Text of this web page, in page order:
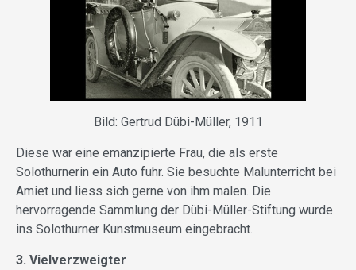
Bild: Gertrud Dübi-Müller, 1911
Diese war eine emanzipierte Frau, die als erste
Solothurnerin ein Auto fuhr. Sie besuchte Malunterricht bei
Amiet und liess sich gerne von ihm malen. Die
hervorragende Sammlung der Dübi-Müller-Stiftung wurde
ins Solothurner Kunstmuseum eingebracht.
3. Vielverzweigter